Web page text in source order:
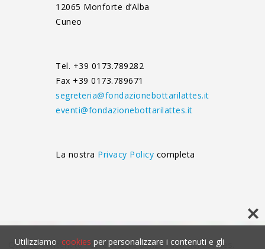
12065 Monforte d’Alba
Cuneo
Tel. +39 0173.789282
Fax +39 0173.789671
segreteria@fondazionebottarilattes.it
eventi@fondazionebottarilattes.it
La nostra Privacy Policy completa
Questo contenuto non è visibile senza l'uso dei cookies.
Utilizziamo cookies per personalizzare i contenuti e gli